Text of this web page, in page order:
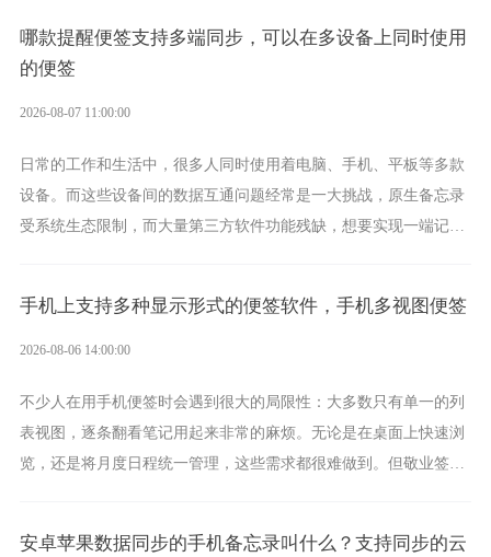
哪款提醒便签支持多端同步，可以在多设备上同时使用
的便签
2026-08-07 11:00:00
日常的工作和生活中，很多人同时使用着电脑、手机、平板等多款
设备。而这些设备间的数据互通问题经常是一大挑战，原生备忘录
受系统生态限制，而大量第三方软件功能残缺，想要实现一端记
手机上支持多种显示形式的便签软件，手机多视图便签
2026-08-06 14:00:00
不少人在用手机便签时会遇到很大的局限性：大多数只有单一的列
表视图，逐条翻看笔记用起来非常的麻烦。无论是在桌面上快速浏
览，还是将月度日程统一管理，这些需求都很难做到。但敬业签作
安卓苹果数据同步的手机备忘录叫什么？支持同步的云